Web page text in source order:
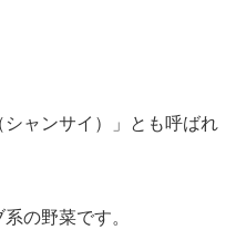
シャンサイ）」とも呼ばれ
の野菜です。